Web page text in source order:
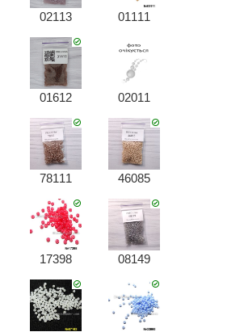
02113 01111
01612 02011
78111 46085
17398 08149